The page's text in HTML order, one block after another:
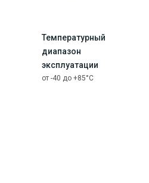
Температурный
диапазон
эксплуатации
от -40 до +85°C